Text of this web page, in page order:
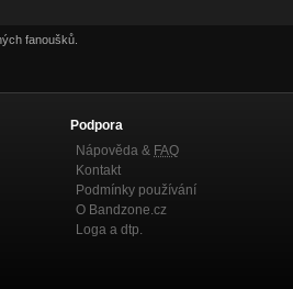
fanoušků.
Podpora
Nápověda & FAQ
Kontakt
Podmínky používání
O Bandzone.cz
Loga a dtp.